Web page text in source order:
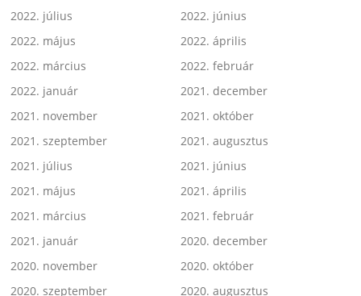
2022. július
2022. június
2022. május
2022. április
2022. március
2022. február
2022. január
2021. december
2021. november
2021. október
2021. szeptember
2021. augusztus
2021. július
2021. június
2021. május
2021. április
2021. március
2021. február
2021. január
2020. december
2020. november
2020. október
2020. szeptember
2020. augusztus